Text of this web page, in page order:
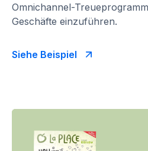
Omnichannel-
Geschäfte einzuführen.
Siehe Beispiel